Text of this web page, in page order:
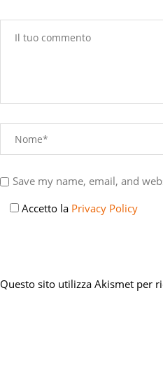
Save my name, email, and
Accetto la Privacy Policy
Questo sito utilizza Akismet per